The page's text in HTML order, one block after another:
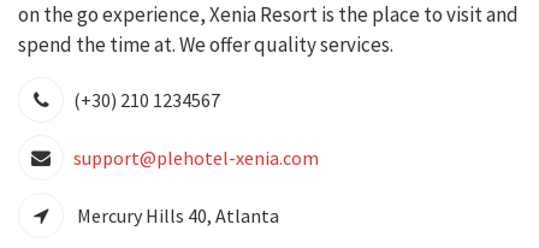
on the go experience, Xenia Resort is the place to visit and
spend the time at. We offer quality services.
(+30) 210 1234567
support@plehotel-xenia.com
Mercury Hills 40, Atlanta